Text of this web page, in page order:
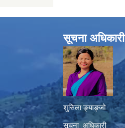
सूचना अधिकारी
शुसिला ङ्याङ्जो
सूचना अधिकारी